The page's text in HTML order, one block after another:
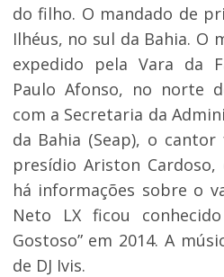
do filho. O mandado de
Ilhéus, no sul da Bahia. O
expedido pela Vara da
Paulo Afonso, no norte
com a Secretaria da
da Bahia (Seap), o
presídio Ariston Cardoso,
há informações sobre o
Neto LX ficou
Gostoso” em 2014. A
de DJ Ivis.